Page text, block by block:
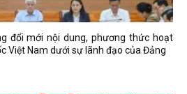
đổi mới nội dung, phương thức hoạt
Việt Nam dưới sự lãnh đạo của Đảng